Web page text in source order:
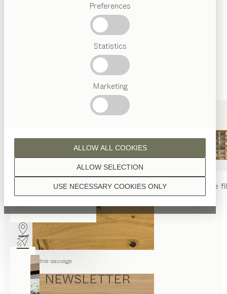
Preferences
Statistics
Marketing
USE NECESSARY COOKIES ONLY
ALLOW SELECTION
ALLOW ALL COOKIES
Artisanat
Autrichien
tablenya chaisenya rayonnage
NEWSLETTER
chêne sauvage